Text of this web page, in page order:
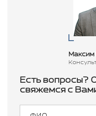
Максим
Есть вопросы?
свяжемся с